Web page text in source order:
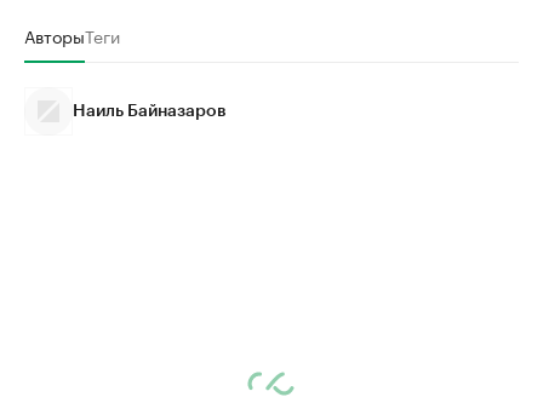
АвторыТеги
Наиль Байназаров